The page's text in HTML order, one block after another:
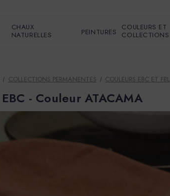
CHAUX
NATURELLES
PEINTURES
COULEURS ET
COLLECTIONS
COLLECTIONS PERMANENTES COULEURS EBC ET FBL
- Couleur ATACAMA